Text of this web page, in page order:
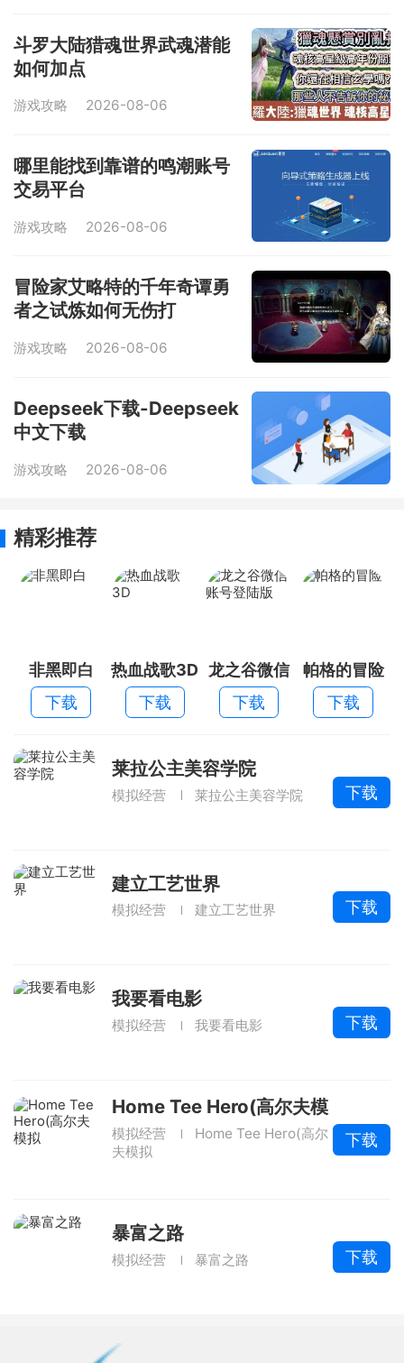
斗罗大陆猎魂世界武魂潜能
如何加点
游戏攻略 2026-08-06
哪里能找到靠谱的鸣潮账号
交易平台
游戏攻略 2026-08-06
冒险家艾略特的千年奇谭勇
者之试炼如何无伤打
游戏攻略 2026-08-06
Deepseek下载-Deepseek
中文下载
游戏攻略 2026-08-06
精彩推荐
非黑即白
下载
热血战歌3D
下载
龙之谷微信
账号登陆版
下载
帕格的冒险
下载
莱拉公主美容学院
模拟经营 莱拉公主美容学院 下载
建立工艺世界
模拟经营 建立工艺世界 下载
我要看电影
模拟经营 我要看电影 下载
Home Tee Hero(高尔夫模
拟
模拟经营
Home Tee Hero(高尔
夫模拟
下载
暴富之路
模拟经营 暴富之路 下载